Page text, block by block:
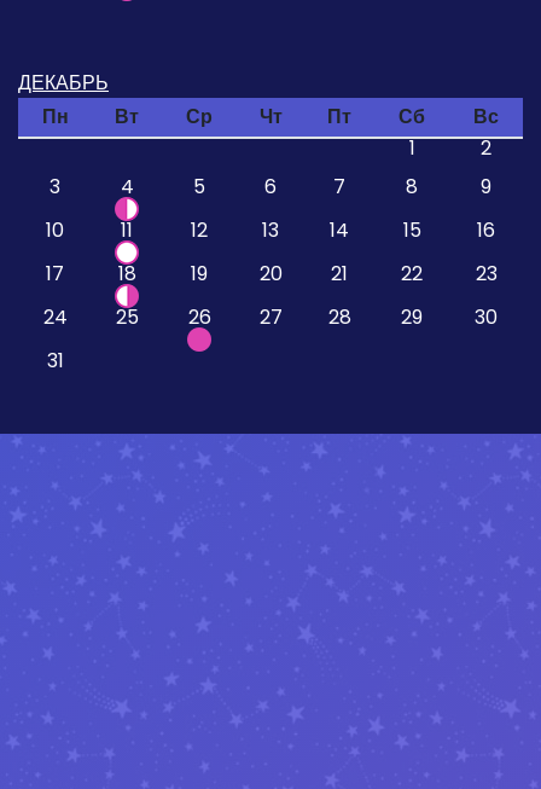
ДЕКАБРЬ
Пн
Вт Ср Чт Пт Сб
Вс
1
2
3
4 5 6 7 8
9
10
11 12 13 14 15
16
17
18 19 20 21 22
23
24
25 26 27 28 29
30
31